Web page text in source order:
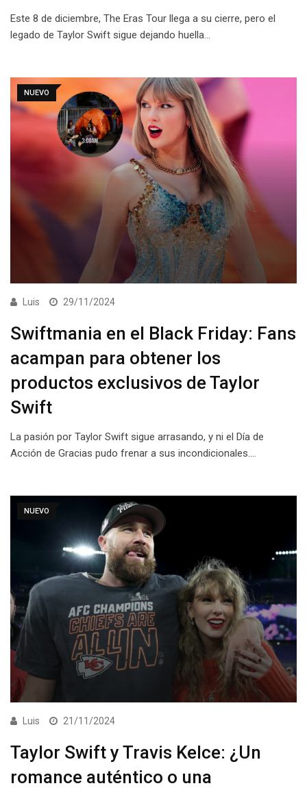
Este 8 de diciembre, The Eras Tour llega a su cierre, pero el
legado de Taylor Swift sigue dejando huella…
NUEVO
Luis 29/11/2024
Swiftmania en el Black Friday: Fans
acampan para obtener los
productos exclusivos de Taylor
Swift
La pasión por Taylor Swift sigue arrasando, y ni el Día de
Acción de Gracias pudo frenar a sus incondicionales.…
NUEVO
Luis 21/11/2024
Taylor Swift y Travis Kelce: ¿Un
romance auténtico o una